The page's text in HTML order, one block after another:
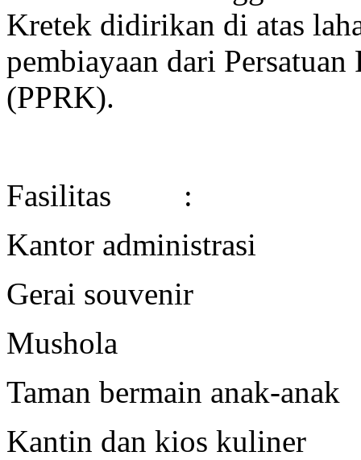
Kretek didirikan di atas
pembiayaan dari
(PPRK).
Fasilitas :
Kantor administrasi
Gerai souvenir
Mushola
Taman bermain anak-anak
Kantin dan kios kuliner